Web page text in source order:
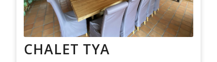
CHALET TYA